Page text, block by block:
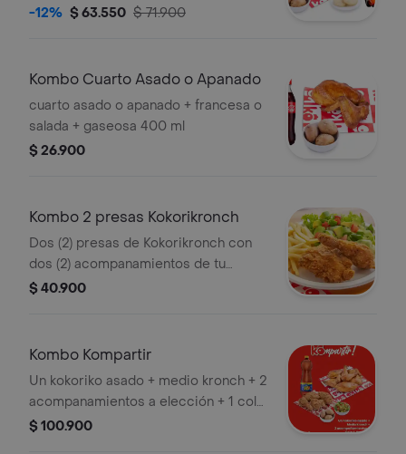
arepas, 3 und de aji y una (1) Coca
-12% $ 63.550 $ 71.900
Kombo Cuarto Asado o Apanado
cuarto asado o apanado + francesa o
salada + gaseosa 400 ml
$ 26.900
Kombo 2 presas Kokorikronch
Dos (2) presas de Kokorikronch con
dos (2) acompanamientos de tu
eleccion, una (1) Coca Cola 400 ml y 1
$ 40.900
Kombo Kompartir
Un kokoriko asado + medio kronch + 2
acompanamientos a elección + 1 cola
y pola 1.5 Ltros
$ 100.900